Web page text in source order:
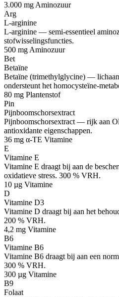
3.000 mg Aminozuur
Arg
L-arginine
L-arginine — semi-essentieel
stofwisselingsfuncties.
500 mg Aminozuur
Bet
Betaïne
Betaïne (trimethylglycine) —
ondersteunt het homocysteïne-
80 mg Plantenstof
Pin
Pijnboomschorsextract
Pijnboomschorsextract — rijk aan
antioxidante eigenschappen.
36 mg α-TE Vitamine
E
Vitamine E
Vitamine E draagt bij aan de
oxidatieve stress. 300 % VRH.
10 µg Vitamine
D
Vitamine D3
Vitamine D draagt bij aan het
200 % VRH.
4,2 mg Vitamine
B6
Vitamine B6
Vitamine B6 draagt bij aan een
300 % VRH.
300 µg Vitamine
B9
Folaat